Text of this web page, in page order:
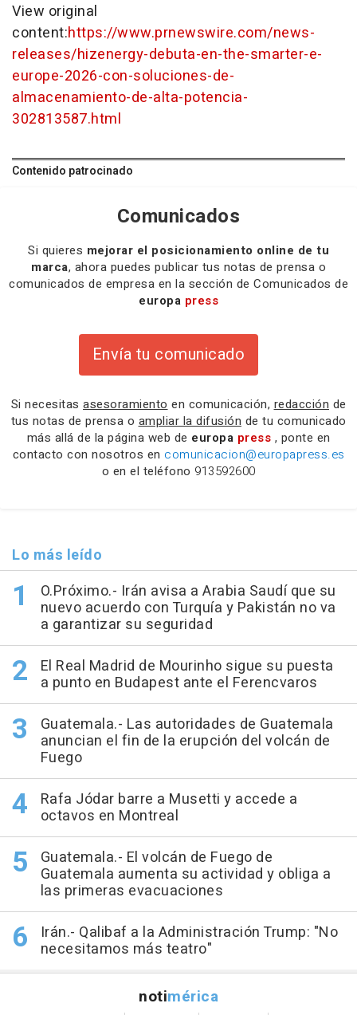
View original
content:https://www.prnewswire.com/news-
releases/hizenergy-debuta-en-the-smarter-e-
europe-2026-con-soluciones-de-
almacenamiento-de-alta-potencia-
302813587.html
Contenido patrocinado
Comunicados
Si quieres mejorar el posicionamiento online de tu
marca, ahora puedes publicar tus notas de prensa o
comunicados de empresa en la sección de Comunicados de
europa press
Envía tu comunicado
Si necesitas asesoramiento en comunicación, redacción de
tus notas de prensa o ampliar la difusión de tu comunicado
más allá de la página web de europa press , ponte en
contacto con nosotros en comunicacion@europapress.es
o en el teléfono 913592600
Lo más leído
O.Próximo.- Irán avisa a Arabia Saudí que su
nuevo acuerdo con Turquía y Pakistán no va
a garantizar su seguridad
El Real Madrid de Mourinho sigue su puesta
a punto en Budapest ante el Ferencvaros
Guatemala.- Las autoridades de Guatemala
anuncian el fin de la erupción del volcán de
Fuego
Rafa Jódar barre a Musetti y accede a
octavos en Montreal
Guatemala.- El volcán de Fuego de
Guatemala aumenta su actividad y obliga a
las primeras evacuaciones
Irán.- Qalibaf a la Administración Trump: "No
necesitamos más teatro"
notimérica